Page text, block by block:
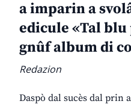
a imparin a
edicule «Tal
gnûf album di
Redazion
Daspò dal sucès dal prin